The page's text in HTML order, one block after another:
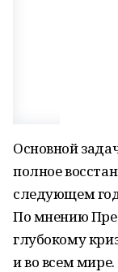
Основной
полное
следующем
По мнению
глубокому
и во всем